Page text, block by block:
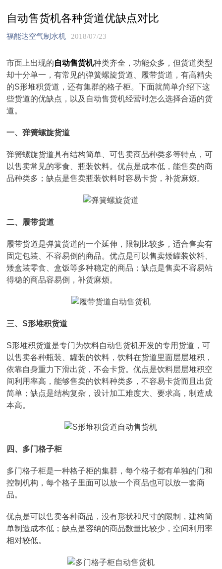
自动售货机各种货道优缺点对比
福能达空气制水机 2018/07/23
市面上出现的自动售货机种类齐全，功能众多，但货道类型
却十分单一，有常见的弹簧螺旋货道、履带货道，有高精尖
的S形堆积货道，还有集群的格子柜。下面就简单介绍下这
些货道的优缺点，以及自动售货机经营时怎么选择合适的货
道。
一、弹簧螺旋货道
弹簧螺旋货道具有结构简单、可售卖商品种类多等特点，可
以售卖常见的零食、瓶装饮料。优点是成本低，能售卖的商
品种类多；缺点是售卖瓶装饮料时容易卡货，补货麻烦。
二、履带货道
履带货道是弹簧货道的一个延伸，限制比较多，适合售卖有
固定包装、不容易倒的商品。优点是可以售卖矮罐装饮料、
矮盒装零食、盒饭等多种稳定的商品；缺点是售卖不容易站
得稳的商品容易倒，补货麻烦。
三、S形堆积货道
S形堆积货道是专门为饮料自动售货机开发的专用货道，可
以售卖各种瓶装、罐装的饮料，饮料在货道里面层层堆积，
依靠自身重力下滑出货，不会卡货。优点是饮料层层堆积空
间利用率高，能够售卖的饮料种类多，不容易卡货而且出货
简单；缺点是结构复杂，设计加工难度大、要求高，制造成
本高。
四、多门格子柜
多门格子柜是一种格子柜的集群，每个格子都有单独的门和
控制机构，每个格子里面可以放一个商品也可以放一套商
品。
优点是可以售卖各种商品，没有形状和尺寸的限制，建构简
单制造成本低；缺点是容纳的商品数量比较少，空间利用率
相对较低。